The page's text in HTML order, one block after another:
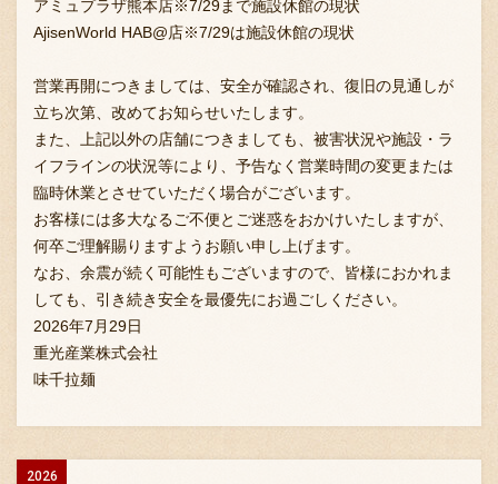
アミュプラザ熊本店※7/29まで施設休館の現状
AjisenWorld HAB@店※7/29は施設休館の現状
営業再開につきましては、安全が確認され、復旧の見通しが
立ち次第、改めてお知らせいたします。
また、上記以外の店舗につきましても、被害状況や施設・ラ
イフラインの状況等により、予告なく営業時間の変更または
臨時休業とさせていただく場合がございます。
お客様には多大なるご不便とご迷惑をおかけいたしますが、
何卒ご理解賜りますようお願い申し上げます。
なお、余震が続く可能性もございますので、皆様におかれま
しても、引き続き安全を最優先にお過ごしください。
2026年7月29日
重光産業株式会社
味千拉麺
2026